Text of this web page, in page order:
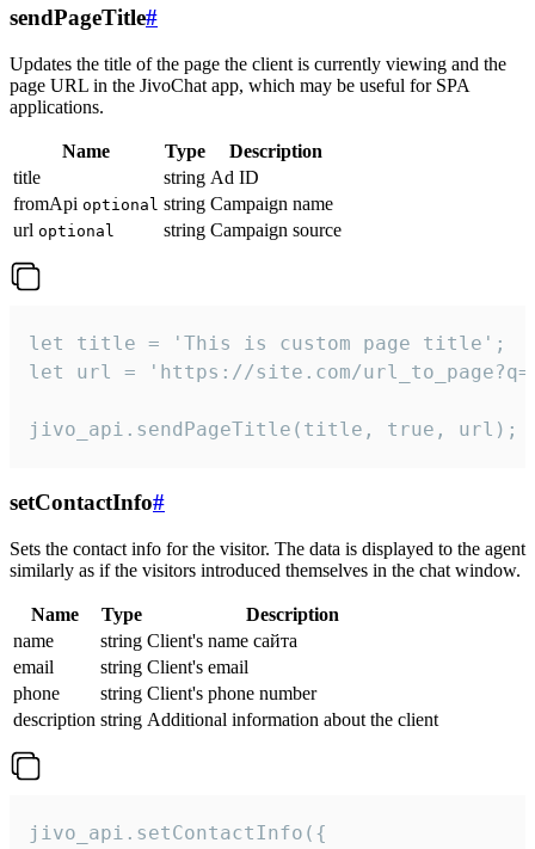
sendPageTitle#
Updates the title of the page the client is currently viewing and the
page URL in the JivoChat app, which may be useful for SPA
applications.
Name Type
Description
title
string Ad ID
fromApi optional string Campaign name
url optional string Campaign source
let title = 'This is custom page title';
let url = 'https://site.com/
jivo_api.sendPageTitle(title, true, url);
setContactInfo#
Sets the contact info for the visitor. The data is displayed to the agent
similarly as if the visitors introduced themselves in the chat window.
Name Type
Description
name
string Client's name сайта
email
string Client's email
phone
string Client's phone number
description string Additional information about the client
jivo_api.setContactInfo({